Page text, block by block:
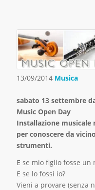
13/09/2014 Musica
sabato 13 settembre
Music Open Day
Installazione musicale
per conoscere da
strumenti.
E se mio figlio fosse un
E se lo fossi io?
Vieni a provare (senza